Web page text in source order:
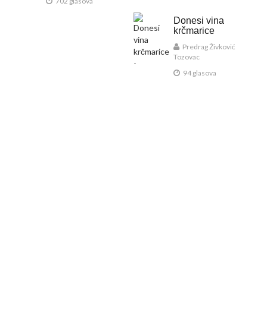
Donesi vina
krčmarice
Predrag Živković
Tozovac
94 glasova